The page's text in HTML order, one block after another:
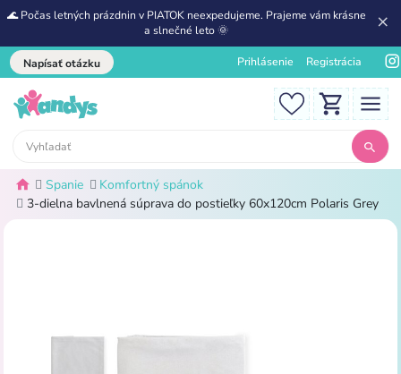
🌊 Počas letných prázdnin v PIATOK neexpedujeme. Prajeme vám krásne
a slnečné leto 🌞
Napísať otázku Prihlásenie Registrácia
Spanie
Komfortný spánok
3-dielna bavlnená súprava do postieľky 60x120cm Polaris Grey